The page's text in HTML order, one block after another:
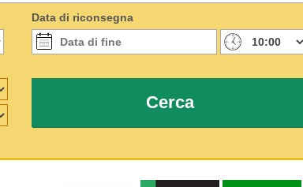
Data di riconsegna
Cerca